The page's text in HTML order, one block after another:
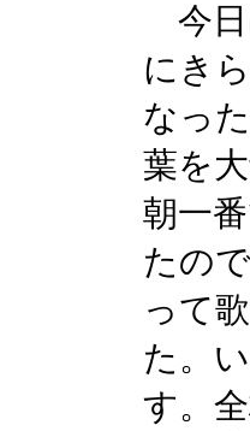
今日
にき
なっ
葉を
朝一
たの
って
た。
す。